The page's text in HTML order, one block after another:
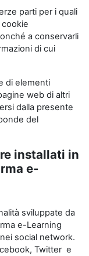
parti per i quali
cookie
a conservarli
di cui
di elementi
web di altri
dalla presente
del
installati in
e-
sviluppate da
e-Learning
social network.
Twitter e